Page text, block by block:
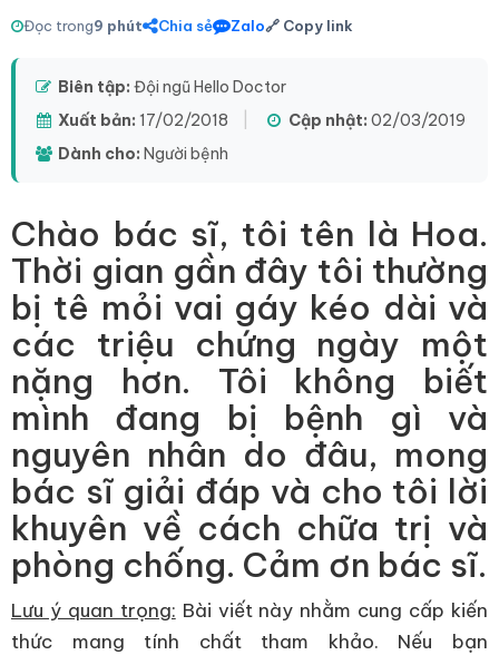
Đọc trong9 phút Chia sẻ Zalo🔗 Copy link
Biên tập: Đội ngũ Hello Doctor
Xuất bản: 17/02/2018 Cập nhật: 02/03/2019
Dành cho: Người bệnh
Chào bác sĩ, tôi tên là Hoa.
Thời gian gần đây tôi thường
bị tê mỏi vai gáy kéo dài và
các triệu chứng ngày một
nặng hơn. Tôi không biết
mình đang bị bệnh gì và
nguyên nhân do đâu, mong
bác sĩ giải đáp và cho tôi lời
khuyên về cách chữa trị và
phòng chống. Cảm ơn bác sĩ.
Lưu ý quan trọng: Bài viết này nhằm cung cấp kiến
thức mang tính chất tham khảo. Nếu bạn